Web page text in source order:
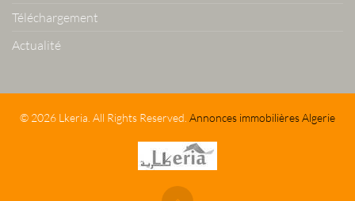
Téléchargement
Actualité
© 2026 Lkeria. All Rights Reserved. Annonces immobilières Algerie